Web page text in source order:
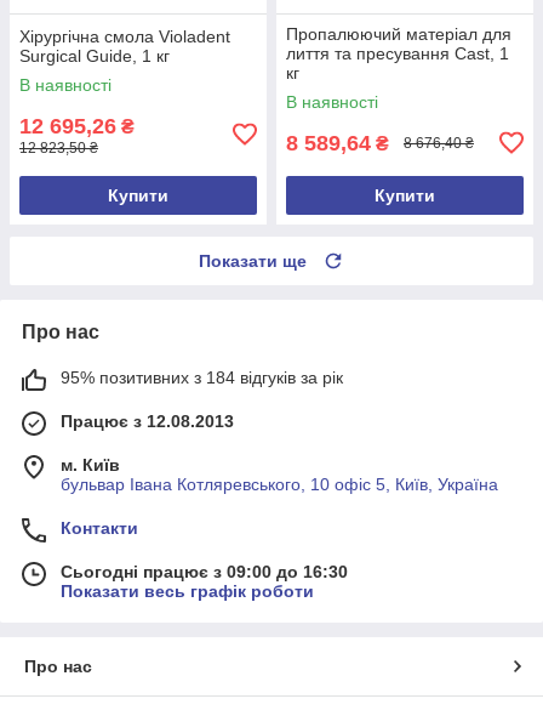
Хірургічна смола Violadent
Surgical Guide, 1 кг
В наявності
12 695,26 ₴
12 823,50 ₴
Купити
Пропалюючий матеріал для
лиття та пресування Cast, 1
кг
В наявності
8 589,64 ₴ 8 676,40 ₴
Купити
Показати ще
Про нас
95% позитивних з 184 відгуків за рік
Працює з 12.08.2013
м. Київ
бульвар Івана Котляревського, 10 офіс 5, Київ, Україна
Контакти
Сьогодні працює з 09:00 до 16:30
Показати весь графік роботи
Про нас